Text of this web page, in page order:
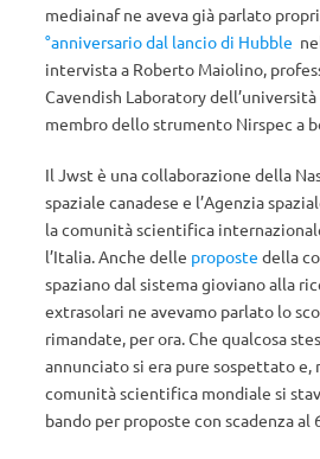
mediainaf ne aveva già parlato
°anniversario dal lancio di Hubble
intervista a Roberto Maiolino,
Cavendish Laboratory
membro dello strumento Nirspec a
Il Jwst è una collaborazione della
spaziale canadese e l’Agenzia
la comunità scientifica
l’Italia. Anche delle proposte della
spaziano dal sistema gioviano alla
extrasolari ne avevamo parlato lo
rimandate, per ora. Che qualcosa
annunciato si era pure sospettato e,
comunità scientifica mondiale si
bando per proposte con scadenza al